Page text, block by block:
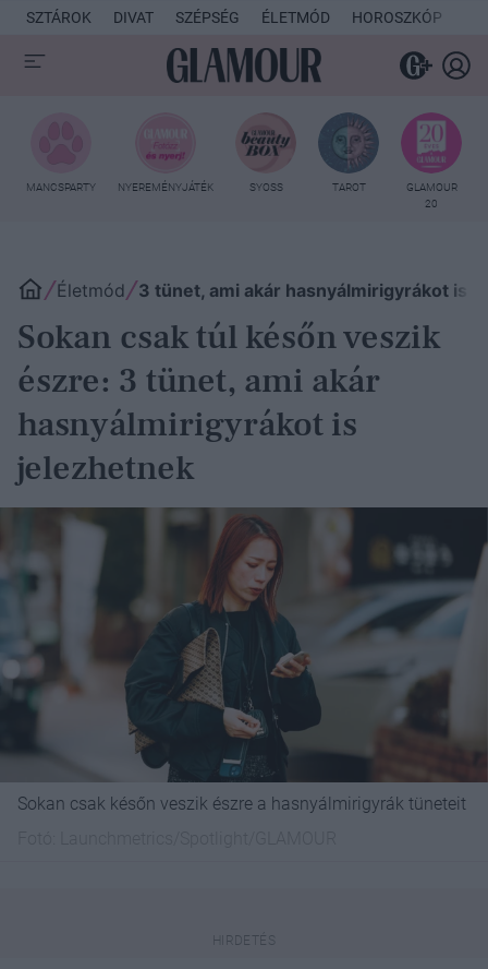
SZTÁROK DIVAT SZÉPSÉG ÉLETMÓD HOROSZKÓP
MANCSPARTY NYEREMÉNYJÁTÉK SYOSS TAROT
GLAMOUR
20
Életmód 3 tünet, ami akár hasnyálmirigyrákot is
Sokan csak túl későn veszik
észre: 3 tünet, ami akár
hasnyálmirigyrákot is
jelezhetnek
Sokan csak későn veszik észre a hasnyálmirigyrák tüneteit